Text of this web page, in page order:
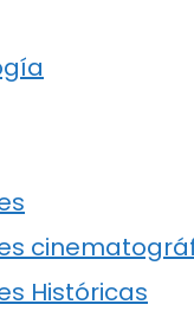
Históricas